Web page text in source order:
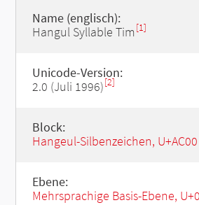
Name (englisch):
Hangul Syllable Tim [1]
Unicode-Version:
2.0 (Juli 1996)[2]
Block:
Hangeul-Silbenzeichen, U+AC00
Ebene:
Mehrsprachige Basis-Ebene,